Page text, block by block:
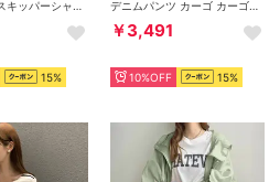
15%
￥3,491
10%OFF 15%